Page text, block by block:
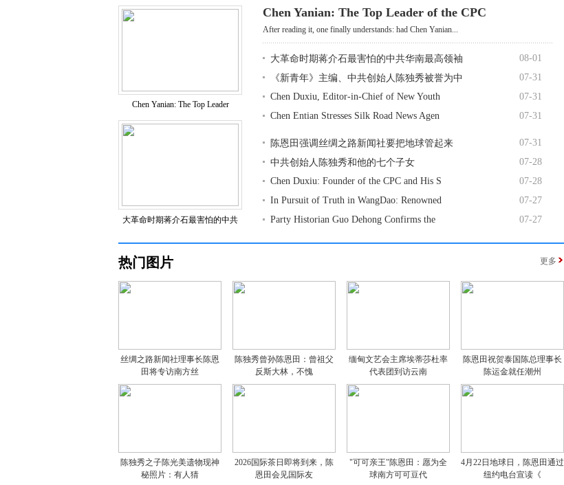
Chen Yanian: The Top Leader
大革命时期蒋介石最害怕的中共
Chen Yanian: The Top Leader of the CPC
After reading it, one finally understands: had Chen Yanian...
大革命时期蒋介石最害怕的中共华南最高领袖
08-01
《新青年》主编、中共创始人陈独秀被誉为中
07-31
Chen Duxiu, Editor-in-Chief of New Youth
07-31
Chen Entian Stresses Silk Road News Agen
07-31
陈恩田强调丝绸之路新闻社要把地球管起来
07-31
中共创始人陈独秀和他的七个子女
07-28
Chen Duxiu: Founder of the CPC and His S
07-28
In Pursuit of Truth in WangDao: Renowned
07-27
Party Historian Guo Dehong Confirms the
07-27
热门图片 更多
丝绸之路新闻社理事长陈恩
田将专访南方丝
陈独秀曾孙陈恩田：曾祖父
反斯大林，不愧
缅甸文艺会主席埃蒂莎杜率
代表团到访云南
陈恩田祝贺泰国陈总理事长
陈运金就任潮州
陈独秀之子陈光美遗物现神
秘照片：有人猜
2026国际茶日即将到来，陈
恩田会见国际友
"可可亲王"陈恩田：愿为全
球南方可可豆代
4月22日地球日，陈恩田通过
纽约电台宣读《